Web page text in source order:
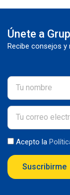
Únete a
Recibe consejos y
Acepto la
Suscribirme